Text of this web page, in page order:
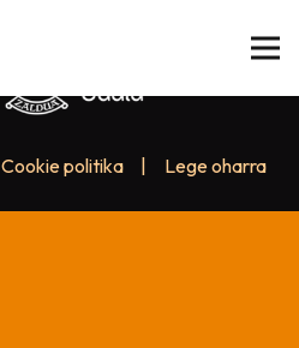
Cookie politika Lege oharra